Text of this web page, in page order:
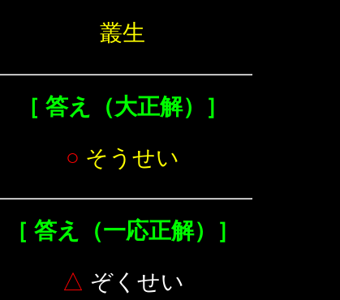
叢生
［ 答え（大正解）］
○ そうせい
［ 答え（一応正解）］
△ ぞくせい